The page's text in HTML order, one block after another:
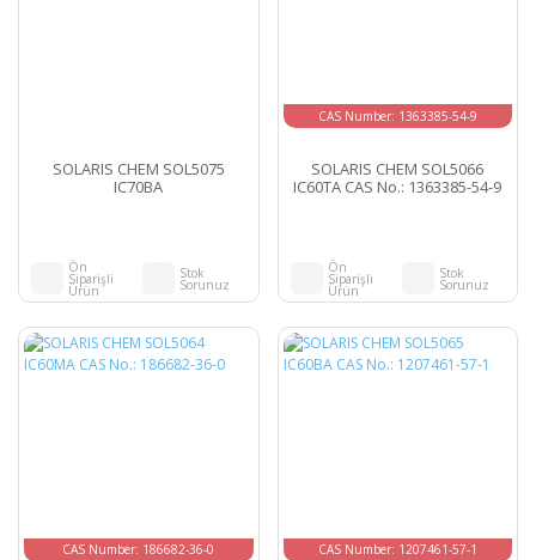
SOLARIS CHEM SOL5075
IC70BA
Ön
Siparişli
Ürün
Stok
Sorunuz
CAS Number: 1363385-54-9
SOLARIS CHEM SOL5066
IC60TA CAS No.: 1363385-54-9
Ön
Siparişli
Ürün
Stok
Sorunuz
CAS Number: 186682-36-0 CAS Number: 1207461-57-1